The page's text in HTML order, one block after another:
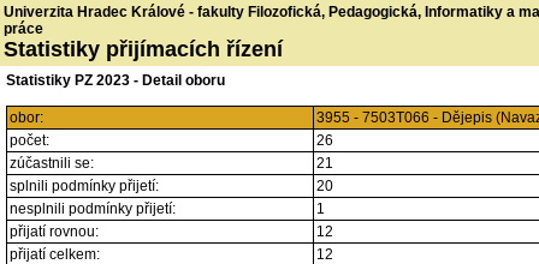
Univerzita Hradec Králové - fakulty Filozofická, Pedagogická, Informatiky a
práce
Statistiky přijímacích řízení
Statistiky PZ 2023 - Detail oboru
obor:
3955 - 7503T066 - Dějepis
počet:
26
zúčastnili se:
21
splnili podmínky přijetí:
20
nesplnili podmínky přijetí:
1
přijatí rovnou:
12
přijatí celkem:
12